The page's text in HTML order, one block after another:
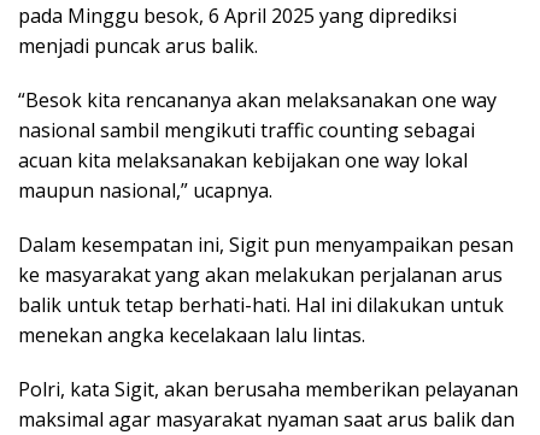
pada Minggu besok, 6 April 2025 yang diprediksi
menjadi puncak arus balik.
“Besok kita rencananya akan melaksanakan one way
nasional sambil mengikuti traffic counting sebagai
acuan kita melaksanakan kebijakan one way lokal
maupun nasional,” ucapnya.
Dalam kesempatan ini, Sigit pun menyampaikan pesan
ke masyarakat yang akan melakukan perjalanan arus
balik untuk tetap berhati-hati. Hal ini dilakukan untuk
menekan angka kecelakaan lalu lintas.
Polri, kata Sigit, akan berusaha memberikan pelayanan
maksimal agar masyarakat nyaman saat arus balik dan